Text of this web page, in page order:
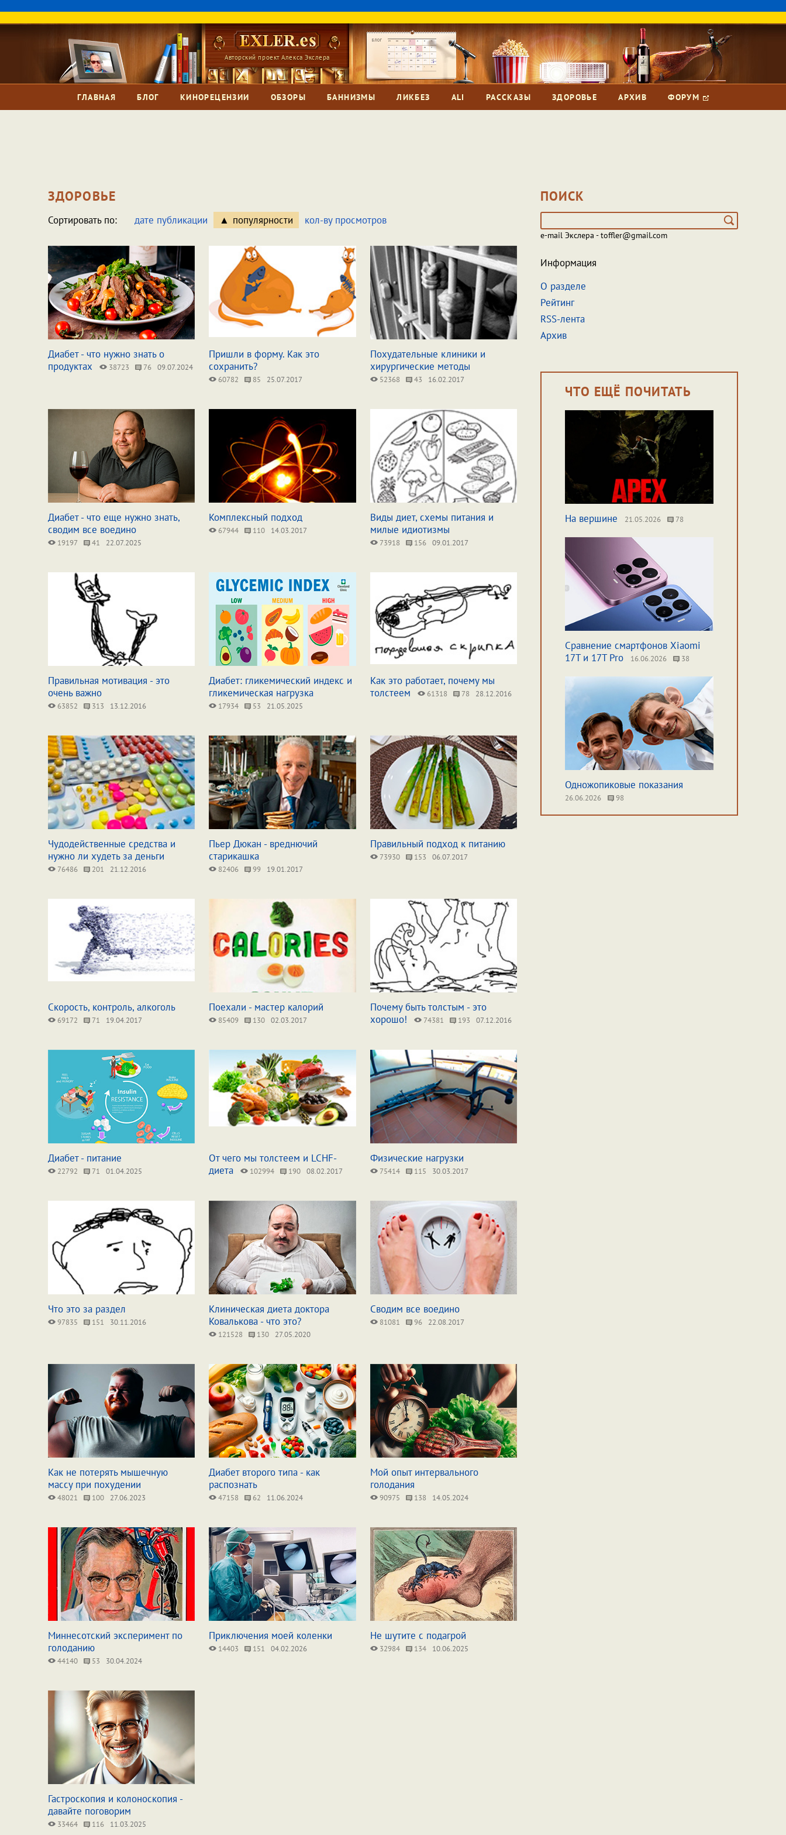
Авторский проект Алекса Экслера
ГЛАВНАЯ БЛОГ КИНОРЕЦЕНЗИИ ОБЗОРЫ БАННИЗМЫ ЛИКБЕЗ ALI РАССКАЗЫ ЗДОРОВЬЕ АРХИВ ФОРУМ
ЗДОРОВЬЕ
Сортировать по: дате публикации популярности кол-ву просмотров
Диабет - что нужно знать о
продуктах
38723 76 09.07.2024
Пришли в форму. Как это
сохранить?
60782 85 25.07.2017
Похудательные клиники и
хирургические методы
52368 43 16.02.2017
Диабет - что еще нужно знать,
сводим все воедино
19197 41 22.07.2025
Комплексный подход
67944 110 14.03.2017
Виды диет, схемы питания и
милые идиотизмы
73918 156 09.01.2017
Правильная мотивация - это
очень важно
63852 313 13.12.2016
Диабет: гликемический индекс и
гликемическая нагрузка
17934 53 21.05.2025
Как это работает, почему мы
толстеем
61318 78 28.12.2016
Чудодейственные средства и
нужно ли худеть за деньги
76486 201 21.12.2016
Пьер Дюкан - вреднючий
старикашка
82406 99 19.01.2017
Правильный подход к питанию
73930 153 06.07.2017
Скорость, контроль, алкоголь
69172 71 19.04.2017
Поехали - мастер калорий
85409 130 02.03.2017
Почему быть толстым - это
хорошо!
74381 193 07.12.2016
Диабет - питание
22792 71 01.04.2025
От чего мы толстеем и LCHF-
диета
102994 190 08.02.2017
Физические нагрузки
75414 115 30.03.2017
Что это за раздел
97835 151 30.11.2016
Клиническая диета доктора
Ковалькова - что это?
121528 130 27.05.2020
Сводим все воедино
81081 96 22.08.2017
Как не потерять мышечную
массу при похудении
48021 100 27.06.2023
Диабет второго типа - как
распознать
47158 62 11.06.2024
Мой опыт интервального
голодания
90975 138 14.05.2024
Миннесотский эксперимент по
голоданию
44140 53 30.04.2024
Приключения моей коленки
14403 151 04.02.2026
Не шутите с подагрой
32984 134 10.06.2025
Гастроскопия и колоноскопия -
давайте поговорим
33464 116 11.03.2025
ПОИСК
e-mail Экслера - toffler@gmail.com
Информация
О разделе
Рейтинг
RSS-лента
Архив
ЧТО ЕЩЁ ПОЧИТАТЬ
На вершине 21.05.2026 78
Сравнение смартфонов Xiaomi
17T и 17T Pro
16.06.2026 38
Одножопиковые показания
26.06.2026 98